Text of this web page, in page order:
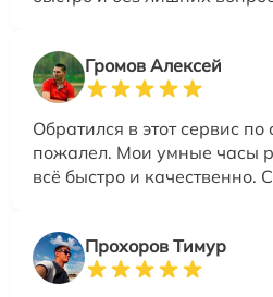
Громов Алексей
Обратился в этот сервис по
пожалел. Мои умные часы
всё быстро и качественно.
Прохоров Тимур